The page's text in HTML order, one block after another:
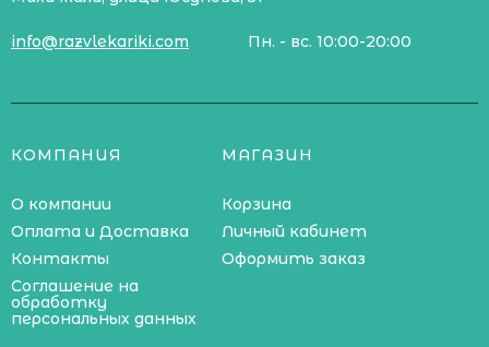
info@razvlekariki.com Пн. - вс. 10:00-20:00
КОМПАНИЯ
О компании
Оплата и Доставка
Контакты
Соглашение на
обработку
персональных данных
МАГАЗИН
Корзина
Личный кабинет
Оформить заказ